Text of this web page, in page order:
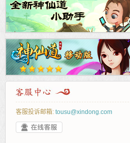
客服投诉邮箱: tousu@xindong.com